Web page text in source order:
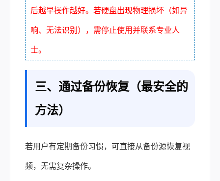
后越早操作越好。若硬盘出现物理损坏（如异
响、无法识别），需停止使用并联系专业人
士。
三、通过备份恢复（最安全的
方法）
若用户有定期备份习惯，可直接从备份源恢复视
频，无需复杂操作。